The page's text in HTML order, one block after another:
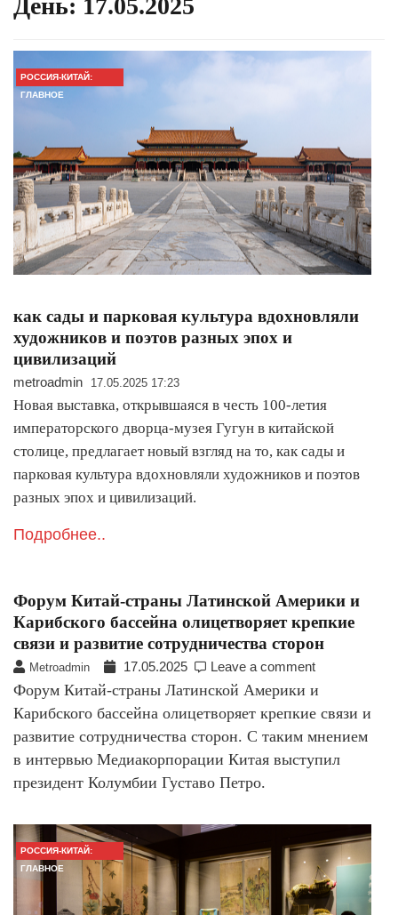
День: 17.05.2025
РОССИЯ-КИТАЙ:
ГЛАВНОЕ
как сады и парковая культура вдохновляли
художников и поэтов разных эпох и
цивилизаций
metroadmin 17.05.2025 17:23
Новая выставка, открывшаяся в честь 100-летия
императорского дворца-музея Гугун в китайской
столице, предлагает новый взгляд на то, как сады и
парковая культура вдохновляли художников и поэтов
разных эпох и цивилизаций.
Подробнее..
Форум Китай-страны Латинской Америки и
Карибского бассейна олицетворяет крепкие
связи и развитие сотрудничества сторон
Metroadmin 17.05.2025 Leave a comment
Форум Китай-страны Латинской Америки и
Карибского бассейна олицетворяет крепкие связи и
развитие сотрудничества сторон. С таким мнением
в интервью Медиакорпорации Китая выступил
президент Колумбии Густаво Петро.
РОССИЯ-КИТАЙ:
ГЛАВНОЕ